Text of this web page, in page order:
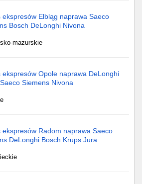
ekspresów Elbląg naprawa Saeco
Bosch DeLonghi Nivona
mazurskie
ekspresów Opole naprawa DeLonghi
Siemens Nivona
ekspresów Radom naprawa Saeco
DeLonghi Bosch Krups Jura